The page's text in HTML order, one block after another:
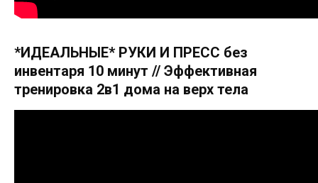
*ИДЕАЛЬНЫЕ* РУКИ И ПРЕСС без
инвентаря 10 минут // Эффективная
тренировка 2в1 дома на верх тела